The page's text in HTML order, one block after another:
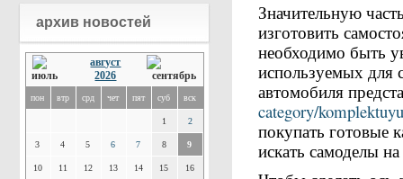
архив новостей
август
2026
пон втр срд чет пят суб вск
1 2
3 4 5 6 7 8 9
10 11 12 13 14 15 16
Значительную
изготовить
необходимо быть
используемых для
автомобиля
category/
покупать готовые
искать самоделы